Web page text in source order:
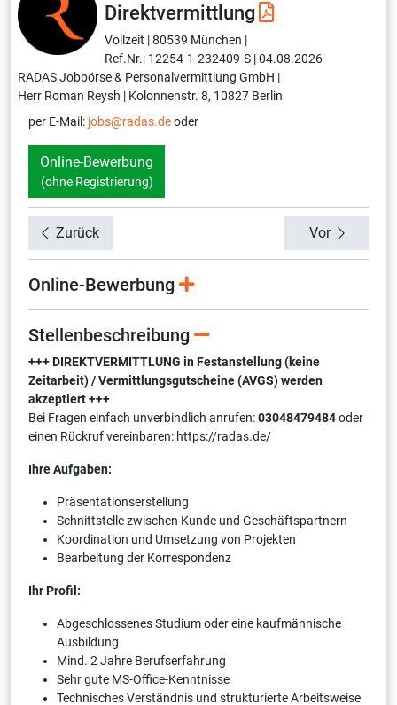
Direktvermittlung
Vollzeit |80539 München |
Ref.Nr.: 12254-1-232409-S |04.08.2026
RADAS Jobbörse & Personalvermittlung GmbH |
Herr Roman Reysh | Kolonnenstr. 8, 10827 Berlin
per E-Mail: jobs@radas.deoder
Online-Bewerbung
(ohne Registrierung)
Zurück Vor
Online-Bewerbung
Stellenbeschreibung
+++ DIREKTVERMITTLUNG in Festanstellung (keine
Zeitarbeit) / Vermittlungsgutscheine (AVGS) werden
akzeptiert +++
Bei Fragen einfach unverbindlich anrufen:03048479484oder
einen Rückruf vereinbaren: https://radas.de/
Ihre Aufgaben:
Präsentationserstellung
Schnittstelle zwischen Kunde und Geschäftspartnern
Koordination und Umsetzung von Projekten
Bearbeitung der Korrespondenz
Ihr Profil:
Abgeschlossenes Studium oder eine kaufmännische
Ausbildung
Mind. 2 Jahre Berufserfahrung
Sehr gute MS-Office-Kenntnisse
Technisches Verständnis und strukturierte Arbeitsweise